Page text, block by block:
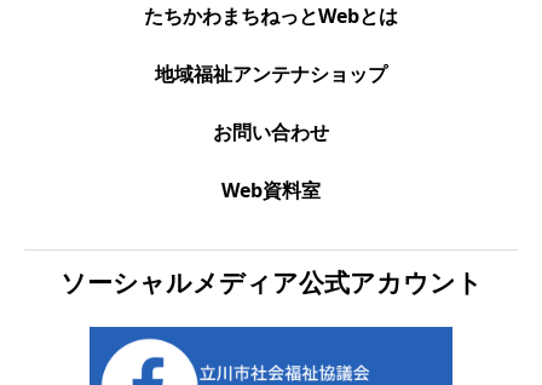
たちかわまちねっとWebとは
地域福祉アンテナショップ
お問い合わせ
Web資料室
ソーシャルメディア公式アカウント